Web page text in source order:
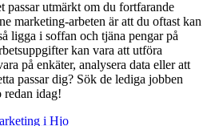
passar utmärkt om du fortfarande
marketing-arbeten är att du oftast kan
ligga i soffan och tjäna pengar på
kan vara att utföra
på enkäter, analysera data eller att
passar dig? Sök de lediga jobben
idag!
i Hjo